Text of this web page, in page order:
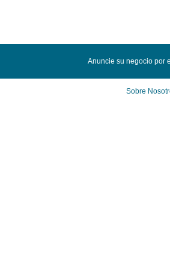
Anuncie su negocio por
Sobre